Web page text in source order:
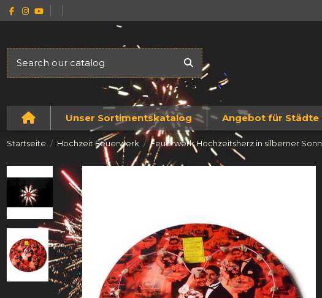
Unser Sortimentskatalog Angebot für Städte
Startseite Hochzeit Feuerwerk Feuerwerk Hochzeitsherz in silberner